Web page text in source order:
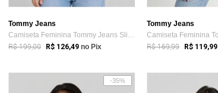
Tommy Jeans
Camiseta Feminina Tommy Jeans Slim Ess L...
R$ 199,00 R$ 126,49 no Pix
Tommy Jeans
R$ 169,99 R$ 119,99
-35%